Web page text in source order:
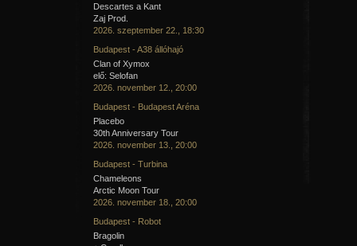
Descartes a Kant
Zaj Prod.
2026. szeptember 22., 18:30
Budapest - A38 állóhajó
Clan of Xymox
elő: Selofan
2026. november 12., 20:00
Budapest - Budapest Aréna
Placebo
30th Anniversary Tour
2026. november 13., 20:00
Budapest - Turbina
Chameleons
Arctic Moon Tour
2026. november 18., 20:00
Budapest - Robot
Bragolin